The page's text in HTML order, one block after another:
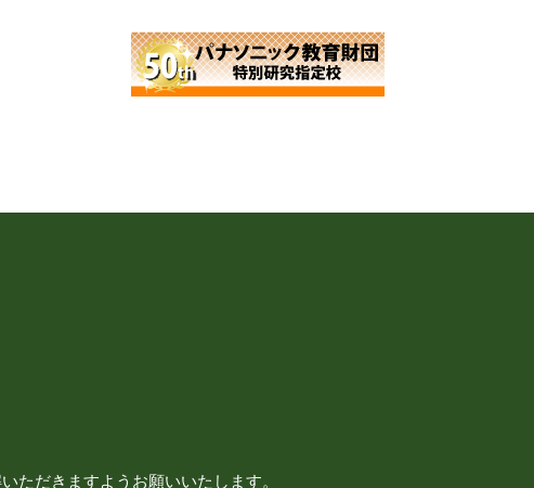
ただきますようお願いいたします。